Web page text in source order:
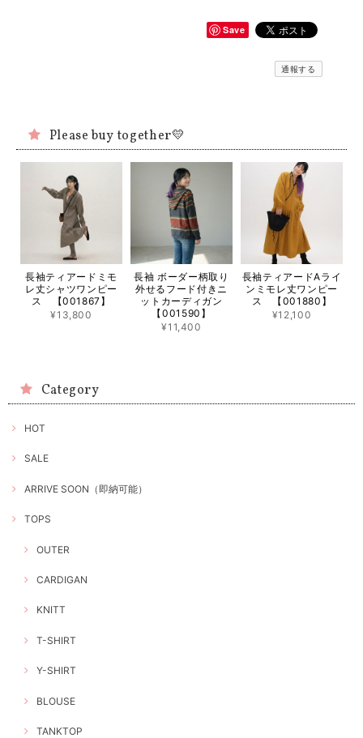
Save
通報する
Please buy together💛
長袖ティアードミモ
レ丈シャツワンピー
ス 【001867】
¥13,800
長袖 ボーダー柄取り
外せるフード付きニ
ットカーディガン
【001590】
¥11,400
長袖ティアードAライ
ンミモレ丈ワンピー
ス 【001880】
¥12,100
Category
HOT
SALE
ARRIVE SOON（即納可能）
TOPS
OUTER
CARDIGAN
KNITT
T-SHIRT
Y-SHIRT
BLOUSE
TANKTOP